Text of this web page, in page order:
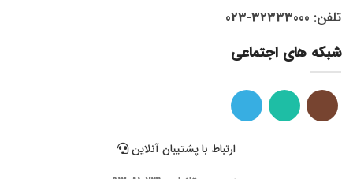
تلفن: 32333000-023
شبکه های اجتماعی
ارتباط با پشتیبان آنلاین